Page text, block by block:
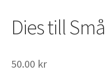
Dies till
50.00 kr